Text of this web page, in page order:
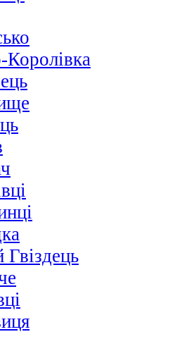
Королівка
Гвіздець